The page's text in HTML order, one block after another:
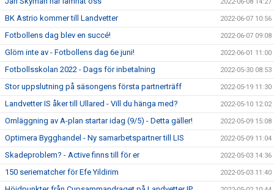
BK Astrio kommer till Landvetter 2022-06-07 10:56
Fotbollens dag blev en succé! 2022-06-07 09:08
Glöm inte av - Fotbollens dag 6e juni! 2022-06-01 11:00
Fotbollsskolan 2022 - Dags för inbetalning 2022-05-30 08:53
Stor uppslutning på säsongens första partnerträff 2022-05-19 11:30
Landvetter IS åker till Ullared - Vill du hänga med? 2022-05-10 12:02
Omläggning av A-plan startar idag (9/5) - Detta gäller! 2022-05-09 15:08
Optimera Bygghandel - Ny samarbetspartner till LIS 2022-05-09 11:04
Skadeproblem? - Active finns till för er 2022-05-03 14:36
150 seriematcher för Efe Yildirim 2022-05-03 11:40